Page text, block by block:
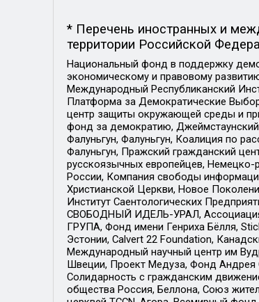
* Перечень иностранных и
территории Российской
Национальный фонд в поддержку
экономическому и правовому
Международный Республиканский
Платформа за Демократические
центр защиты окружающей среды и
фонд за демократию,
Фалуньгун, Фалуньгун, Коалиция по
Фалуньгун, Пражский гражданский
русскоязычных европейцев,
России, Компания свободы
Христианской Церкви, Новое
Институт Саентологических
СВОБОДНЫЙ ИДЕЛЬ-УРАЛ, Ассоциация
ГРУПА, Фонд имени Генриха Бёлля,
Эстонии, Calvert 22 Foundation,
Международный научный центр им
Швеции, Проект Медуза, Фонд Андрея
Солидарность с гражданским
общества Россия, Беллона, Союз